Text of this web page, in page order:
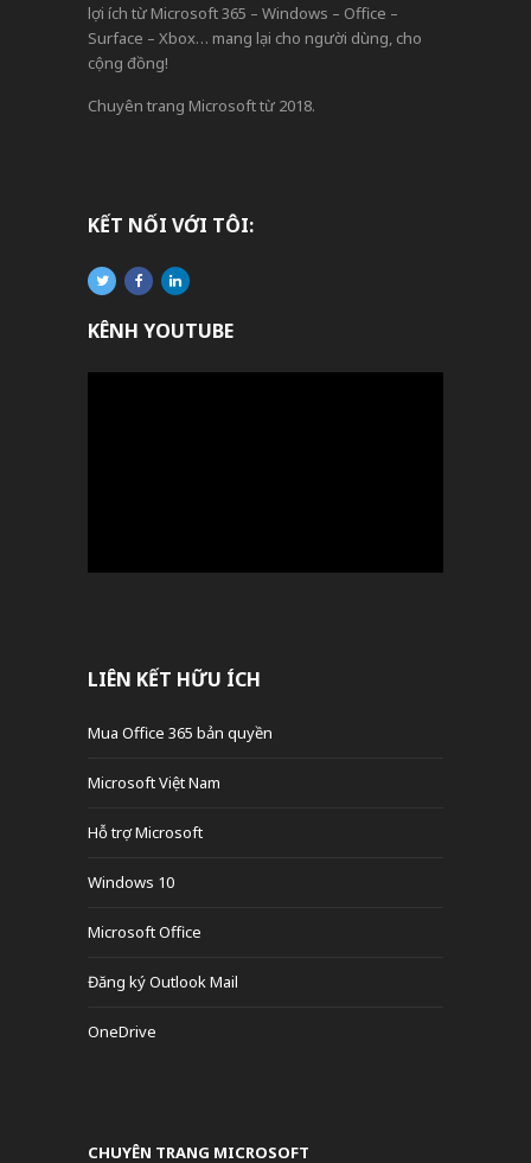
lợi ích từ Microsoft 365 – Windows – Office –
Surface – Xbox… mang lại cho người dùng, cho
cộng đồng!
Chuyên trang Microsoft từ 2018.
KẾT NỐI VỚI TÔI:
KÊNH YOUTUBE
LIÊN KẾT HỮU ÍCH
Mua Office 365 bản quyền
Microsoft Việt Nam
Hỗ trợ Microsoft
Windows 10
Microsoft Office
Đăng ký Outlook Mail
OneDrive
CHUYÊN TRANG MICROSOFT